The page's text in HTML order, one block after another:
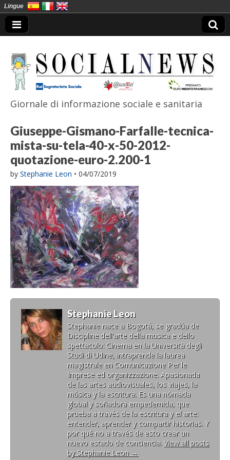
SocialNews
Giornale di informazione sociale e sanitaria
Giuseppe-Gismano-Farfalle-tecnica-
mista-su-tela-40-x-50-2012-
quotazione-euro-2.200-1
by Stephanie Leon • 04/07/2019
Stephanie Leon
Stephanie nace a Bogotá, se gradúa de
Discipline dell'arte della musica e dello
spettacolo: Cinema en la Università degli
Studi di Udine, intraprende la laurea
magistrale en Comunicazione Per le
Imprese ed organizzazione. Apasionada
de las artes audiovisuales, los viajes, la
música y la escritura. Es una nómada
global y soñadora empedernida, que
prueba a través de la escritura y el arte:
entender, aprender y compartir historias. Y
por qué no a través de esto crear un
nuevo estado de conciencia. View all posts
by Stephanie Leon →
Lingue